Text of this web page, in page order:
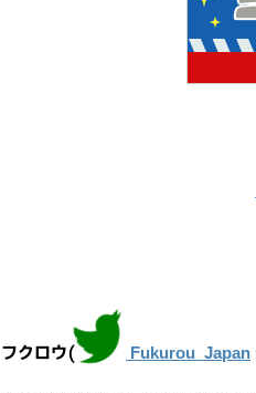
フクロウ( Fukurou_Japan